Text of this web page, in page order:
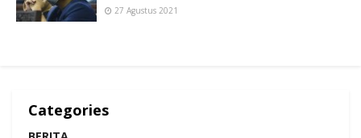
27 Agustus 2021
Categories